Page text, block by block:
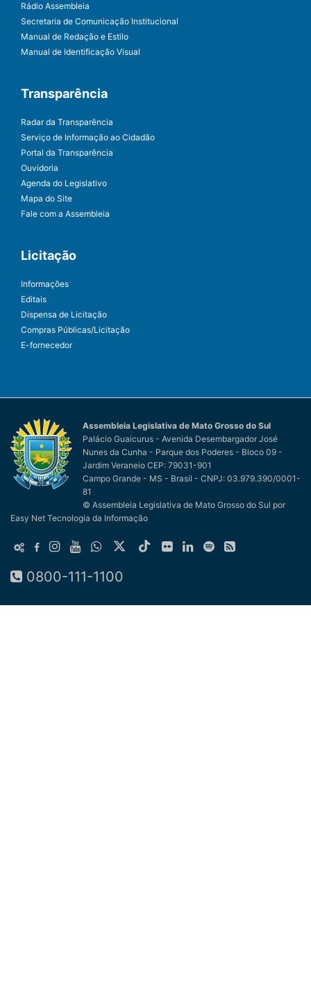
Rádio Assembleia
Secretaria de Comunicação Institucional
Manual de Redação e Estilo
Manual de Identificação Visual
Transparência
Radar da Transparência
Serviço de Informação ao Cidadão
Portal da Transparência
Ouvidoria
Agenda do Legislativo
Mapa do Site
Fale com a Assembleia
Licitação
Informações
Editais
Dispensa de Licitação
Compras Públicas/Licitação
E-fornecedor
Assembleia Legislativa de Mato Grosso do Sul
Palácio Guaicurus - Avenida Desembargador José
Nunes da Cunha - Parque dos Poderes - Bloco 09 -
Jardim Veraneio CEP: 79031-901
Campo Grande - MS - Brasil - CNPJ: 03.979.390/0001-
81
© Assembleia Legislativa de Mato Grosso do Sul por
Easy Net Tecnologia da Informação
0800-111-1100